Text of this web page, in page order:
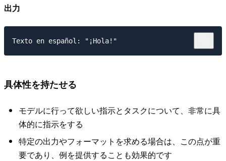
出力
具体性を持たせる
モデルに行って欲しい指示とタスクについて、非常に具
体的に指示をする
特定の出力やフォーマットを求める場合は、この点が重
要であり、例を提供することも効果的です